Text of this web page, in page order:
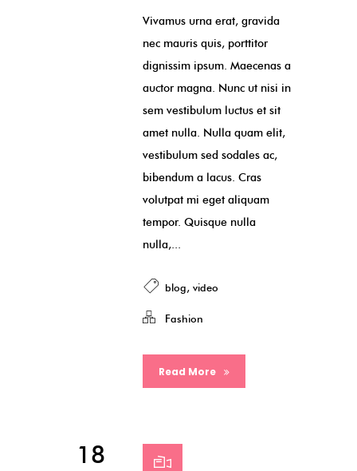
Vivamus urna erat, gravida
nec mauris quis, porttitor
dignissim ipsum. Maecenas a
auctor magna. Nunc ut nisi in
sem vestibulum luctus et sit
amet nulla. Nulla quam elit,
vestibulum sed sodales ac,
bibendum a lacus. Cras
volutpat mi eget aliquam
tempor. Quisque nulla
nulla,...
blog, video
Fashion
Read More
18